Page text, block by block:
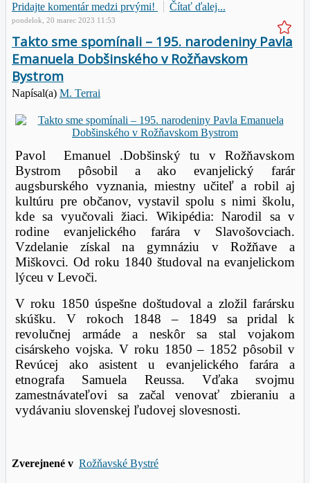
Pridajte komentár medzi prvými! Čítať ďalej...
pondelok, 20 marec 2023 11:53
Takto sme spomínali – 195. narodeniny Pavla
Emanuela Dobšinského v Rožňavskom
Bystrom
Napísal(a) M. Terrai
Pavol Emanuel .Dobšinský tu v Rožňavskom
Bystrom pôsobil a ako evanjelický farár
augsburského vyznania, miestny učiteľ a robil aj
kultúru pre občanov, vystavil spolu s nimi školu,
kde sa vyučovali žiaci. Wikipédia: Narodil sa v
rodine evanjelického farára v Slavošovciach.
Vzdelanie získal na gymnáziu v Rožňave a
Miškovci. Od roku 1840 študoval na evanjelickom
lýceu v Levoči.
V roku 1850 úspešne doštudoval a zložil farársku
skúšku. V rokoch 1848 – 1849 sa pridal k
revolučnej armáde a neskôr sa stal vojakom
cisárskeho vojska. V roku 1850 – 1852 pôsobil v
Revúcej ako asistent u evanjelického farára a
etnografa Samuela Reussa. Vďaka svojmu
zamestnávateľovi sa začal venovať zbieraniu a
vydávaniu slovenskej ľudovej slovesnosti.
Zverejnené v Rožňavské Bystré